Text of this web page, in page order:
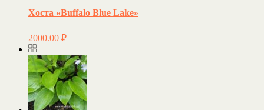
Хоста «Buffalo Blue Lake»
2000.00 ₽